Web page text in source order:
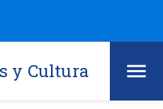
y Cultura